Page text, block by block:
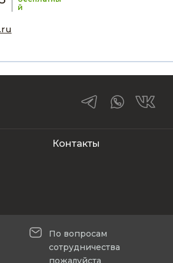
й
Контакты
По вопросам
сотрудничества
пожалуйста